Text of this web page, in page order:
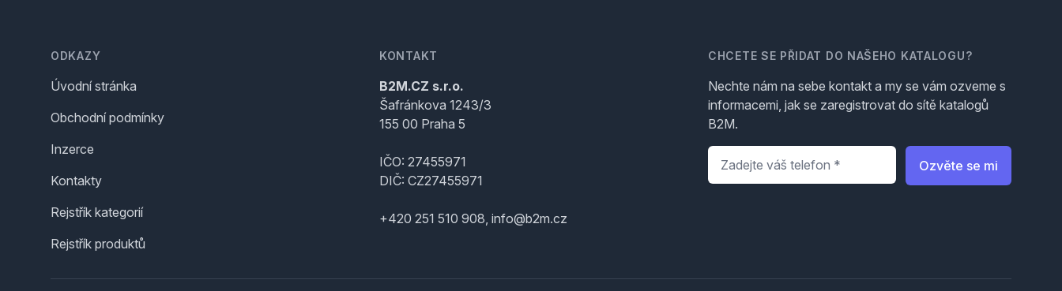
ODKAZY
Úvodní stránka
Obchodní podmínky
Inzerce
Kontakty
Rejstřík kategorií
Rejstřík produktů
KONTAKT
B2M.CZ s.r.o.
Šafránkova 1243/3
155 00 Praha 5
IČO: 27455971
DIČ: CZ27455971
+420 251 510 908, info@b2m.cz
CHCETE SE PŘIDAT DO NAŠEHO KATALOGU?
Nechte nám na sebe kontakt a my se vám ozveme s
informacemi, jak se zaregistrovat do sítě katalogů
B2M.
Telefon
Ozvěte se mi